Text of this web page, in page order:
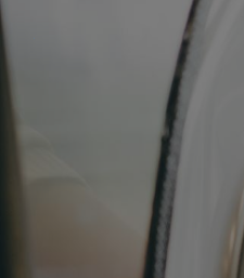
Panneau de gestion des cookies